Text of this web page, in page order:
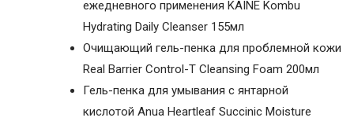
ежедневного применения KAINE Kombu
Hydrating Daily Cleanser 155мл
Очищающий гель-пенка для проблемной кожи
Real Barrier Control-T Cleansing Foam 200мл
Гель-пенка для умывания с янтарной
кислотой Anua Heartleaf Succinic Moisture